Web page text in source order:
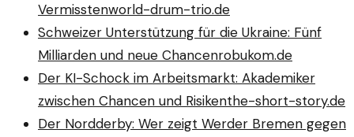
Vermisstenworld-drum-trio.de
Schweizer Unterstützung für die Ukraine: Fünf
Milliarden und neue Chancenrobukom.de
Der KI-Schock im Arbeitsmarkt: Akademiker
zwischen Chancen und Risikenthe-short-story.de
Der Nordderby: Wer zeigt Werder Bremen gegen